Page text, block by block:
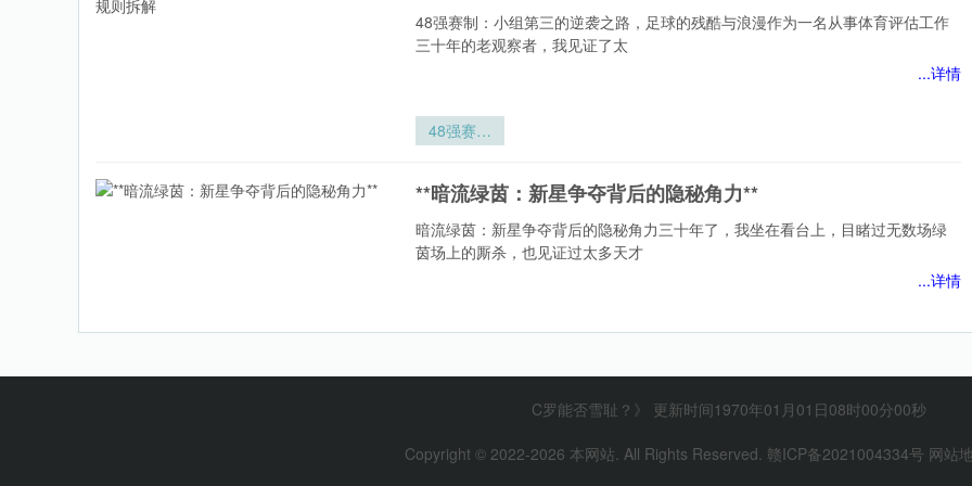
48强赛制：小组第三的逆袭之路，足球的残酷与浪漫作为一名从事体育评估工作
三十年的老观察者，我见证了太
...详情
48强赛制
汰赛对阵规
则拆解
**暗流绿茵：新星争夺背后的隐秘角力**
暗流绿茵：新星争夺背后的隐秘角力三十年了，我坐在看台上，目睹过无数场绿
茵场上的厮杀，也见证过太多天才
...详情
**暗流绿
夺背后的隐
**欧陆生死局：末班车暗战里，黑马突围的隐形变量与格局裂变
欧陆生死局：末班车暗战里，黑马突围的隐形变量与格局裂变三十年体育评估，
C罗能否雪耻？》 更新时间1970年01月01日08时00分00秒
Copyright © 2022-2026 本网站. All Rights Reserved. 赣ICP备2021004334号 网站